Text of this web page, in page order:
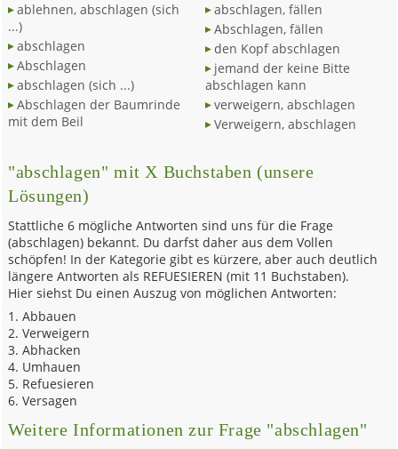
ablehnen, abschlagen (sich
...)
abschlagen
Abschlagen
abschlagen (sich ...)
Abschlagen der Baumrinde
mit dem Beil
abschlagen, fällen
Abschlagen, fällen
den Kopf abschlagen
jemand der keine Bitte
abschlagen kann
verweigern, abschlagen
Verweigern, abschlagen
"abschlagen" mit X Buchstaben (unsere
Lösungen)
Stattliche 6 mögliche Antworten sind uns für die Frage
(abschlagen) bekannt. Du darfst daher aus dem Vollen
schöpfen! In der Kategorie gibt es kürzere, aber auch deutlich
längere Antworten als REFUESIEREN (mit 11 Buchstaben).
Hier siehst Du einen Auszug von möglichen Antworten:
Abbauen
Verweigern
Abhacken
Umhauen
Refuesieren
Versagen
Weitere Informationen zur Frage "abschlagen"